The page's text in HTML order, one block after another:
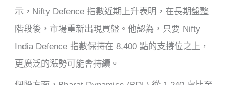
示，Nifty Defence 指數近期上升表明，在長期盤整
階段後，市場重新出現買盤。他認為，只要 Nifty
India Defence 指數保持在 8,400 點的支撐位之上，
更廣泛的漲勢可能會持續。